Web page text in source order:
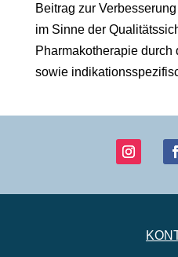
Beitrag zur
im Sinne der
Pharmakotherapie
sowie